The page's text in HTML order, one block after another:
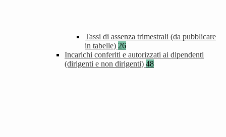
Tassi di assenza trimestrali (da pubblicare
in tabelle) 26
Incarichi conferiti e autorizzati ai dipendenti
(dirigenti e non dirigenti) 48